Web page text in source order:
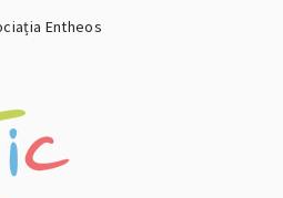
Entheos